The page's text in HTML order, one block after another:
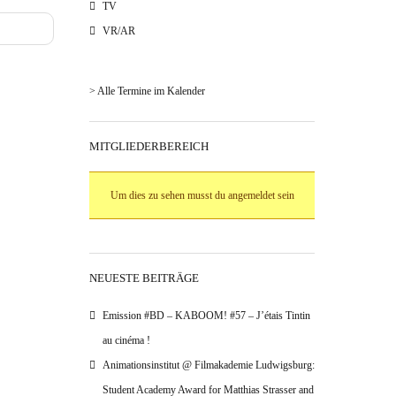
TV
VR/AR
> Alle Termine im Kalender
MITGLIEDERBEREICH
Um dies zu sehen musst du angemeldet sein
NEUESTE BEITRÄGE
Emission #BD – KABOOM! #57 – J’étais Tintin
au cinéma !
Animationsinstitut @ Filmakademie Ludwigsburg:
Student Academy Award for Matthias Strasser and